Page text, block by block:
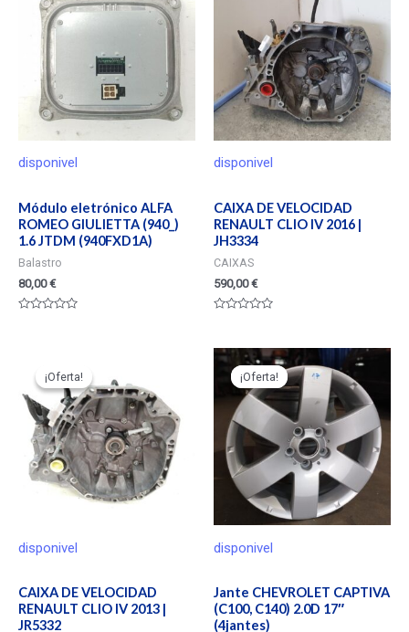
disponivel
Módulo eletrónico ALFA
ROMEO GIULIETTA (940_)
1.6 JTDM (940FXD1A)
Balastro
80,00€
disponivel
CAIXA DE VELOCIDAD
RENAULT CLIO IV 2016 |
JH3334
CAIXAS
590,00€
de
¡Oferta!
disponivel
¡Oferta!
CAIXA DE VELOCIDAD
RENAULT CLIO IV 2013 |
JR5332
¡Oferta!
disponivel
¡Oferta!
Jante CHEVROLET CAPTIVA
(C100, C140) 2.0D 17″
(4jantes)